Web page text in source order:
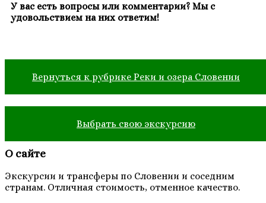
У вас есть вопросы или комментарии? Мы с
удовольствием на них ответим!
Вернуться к рубрике Реки и озера Словении
Выбрать свою экскурсию
О сайте
Экскурсии и трансферы по Словении и соседним
странам. Отличная стоимость, отменное качество.